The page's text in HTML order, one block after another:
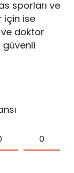
sporları ve
için ise
doktor
0